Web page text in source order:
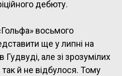
дебюту.
восьмого
ще у липні на
Гудвуді, але зі зрозумілих
й не відбулося. Тому